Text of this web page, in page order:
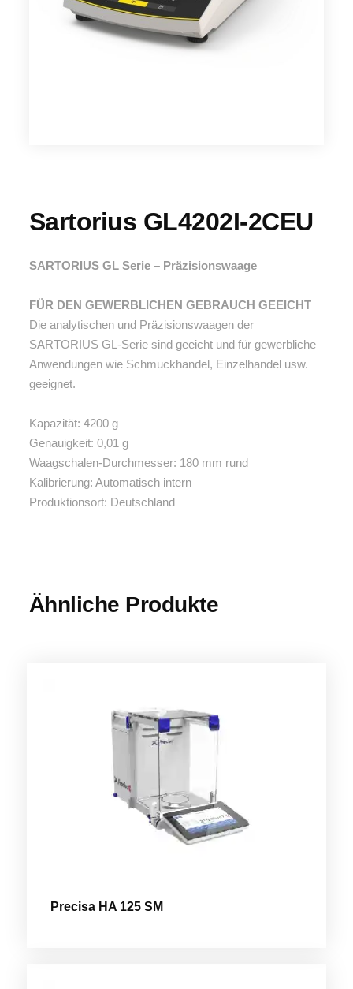
Sartorius GL4202I-2CEU
SARTORIUS GL Serie – Präzisionswaage
FÜR DEN GEWERBLICHEN GEBRAUCH GEEICHT
Die analytischen und Präzisionswaagen der
SARTORIUS GL-Serie sind geeicht und für gewerbliche
Anwendungen wie Schmuckhandel, Einzelhandel usw.
geeignet.
Kapazität: 4200 g
Genauigkeit: 0,01 g
Waagschalen-Durchmesser: 180 mm rund
Kalibrierung: Automatisch intern
Produktionsort: Deutschland
Ähnliche Produkte
Precisa HA 125 SM